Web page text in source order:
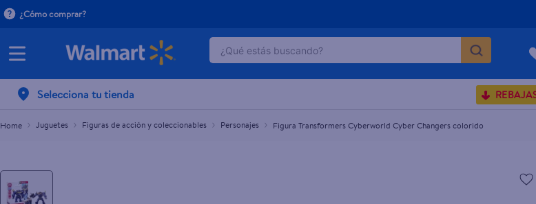
¿Cómo comprar?
¿Qué estás buscando?
Selecciona tu tienda
Juguetes Figuras de acción y coleccionables Personajes Figura Transformers Cyberworld Cyber Changers colorido
Figura Transformers Cyberworld Cyber Changers colorido
TÉRMINOS MÁS BUSCADOS
2.
dove uv